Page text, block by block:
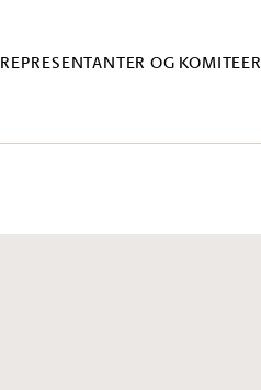
REPRESENTANTER OG KOMITEER